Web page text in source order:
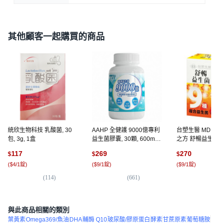
其他顧客一起購買的商品
統欣生物科技 乳酸菌, 30
包, 3g, 1盒
$117
($4/1錠)
(114)
AAHP 全健護 9000億專利
益生菌膠囊, 30顆, 600mg,
$269
($9/1錠)
(661)
台塑生醫 MD
之方 舒暢益生
$270
($9/1錠)
與此商品相關的類別
葉黃素Omega369/魚油 DHA輔酶 Q10玻尿酸/膠原蛋白酵素甘蔗原素葡萄糖胺